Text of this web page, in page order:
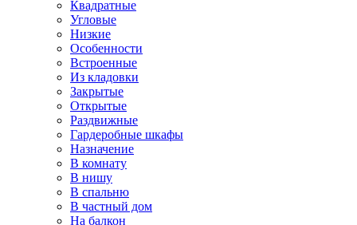
Квадратные
Угловые
Низкие
Особенности
Встроенные
Из кладовки
Закрытые
Открытые
Раздвижные
Гардеробные шкафы
Назначение
В комнату
В нишу
В спальню
В частный дом
На балкон